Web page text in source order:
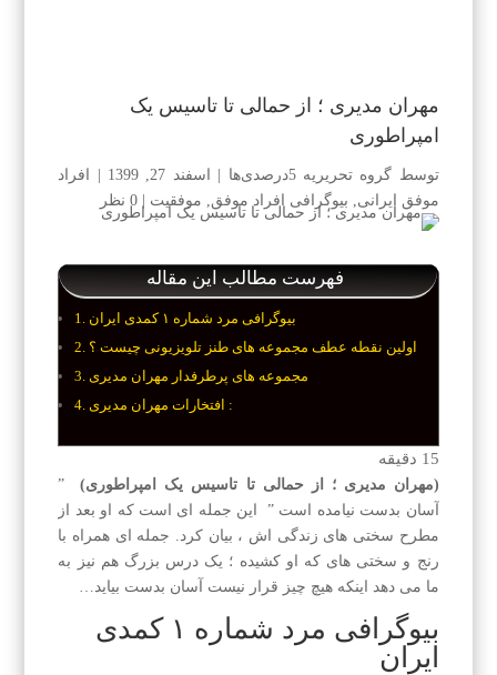
مهران مدیری ؛ از حمالی تا تاسیس یک
امپراطوری
توسط گروه تحریریه 5درصدی‌ها اسفند 27, 1399
افراد
موفق ایرانی, بیوگرافی افراد موفق, موفقیت |0 نظر
فهرست مطالب این مقاله
بیوگرافی مرد شماره ۱ کمدی ایران
اولین نقطه عطف مجموعه های طنز تلویزیونی چیست ؟
مجموعه های پرطرفدار مهران مدیری
افتخارات مهران مدیری :
15 دقیقه
(مهران مدیری ؛ از حمالی تا تاسیس یک امپراطوری)”
آسان بدست نیامده است ” این جمله ای است که او بعد از
مطرح سختی های زندگی اش ، بیان کرد. جمله ای همراه با
رنج و سختی های که او کشیده ؛ یک درس بزرگ هم نیز به
ما می دهد اینکه هیچ چیز قرار نیست آسان بدست بیاید…
بیوگرافی مرد شماره ۱ کمدی
ایران